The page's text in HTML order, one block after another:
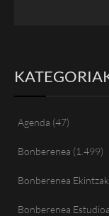
Agenda (47)
Bonberenea (1.499)
Bonberenea Ekintzak
Bonberenea Estudioa